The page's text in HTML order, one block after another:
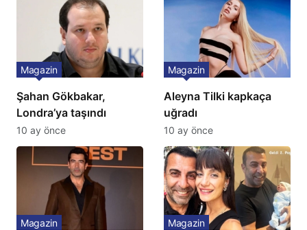
Şahan Gökbakar,
Londra’ya taşındı
Magazin
10 ay önce
Aleyna Tilki kapkaça
uğradı
Magazin
10 ay önce
Magazin Magazin